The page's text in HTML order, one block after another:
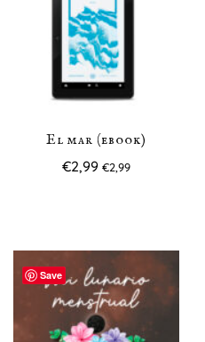
El mar (ebook)
€2,99 €2,99
Save